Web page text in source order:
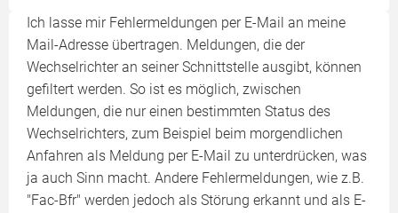
Ich lasse mir Fehlermeldungen per E-Mail an meine
Mail-Adresse übertragen. Meldungen, die der
Wechselrichter an seiner Schnittstelle ausgibt, können
gefiltert werden. So ist es möglich, zwischen
Meldungen, die nur einen bestimmten Status des
Wechselrichters, zum Beispiel beim morgendlichen
Anfahren als Meldung per E-Mail zu unterdrücken, was
ja auch Sinn macht. Andere Fehlermeldungen, wie z.B.
"Fac-Bfr" werden jedoch als Störung erkannt und als E-